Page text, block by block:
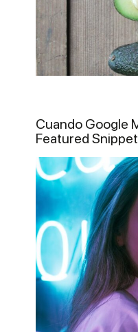
Cuando Google
Featured